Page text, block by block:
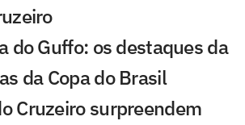
do Guffo: os destaques da
da Copa do Brasil
Cruzeiro surpreendem